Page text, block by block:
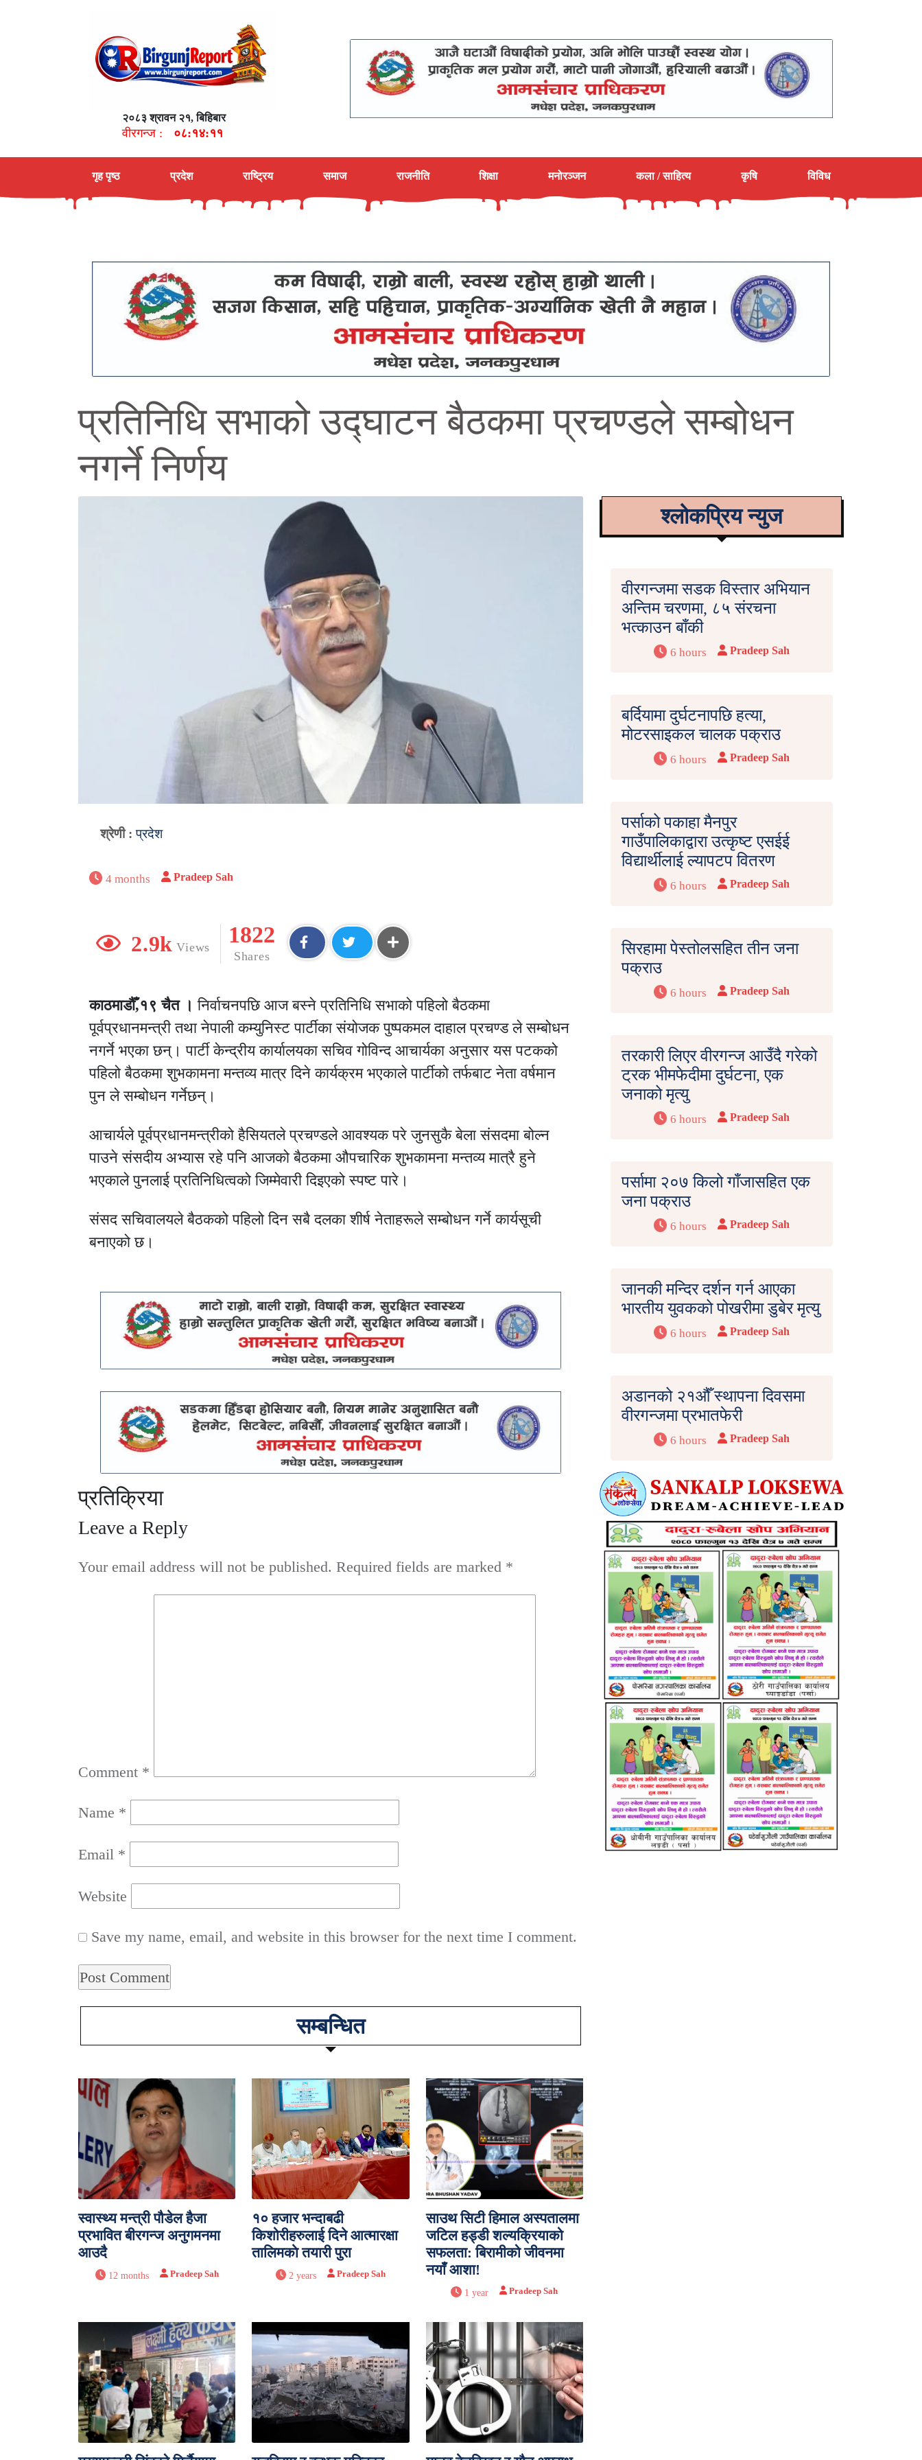
२०८३ श्रावन २१, बिहिबार
वीरगन्ज : ०८:१४:१२
गृह पृष्ठ प्रदेश राष्ट्रिय समाज राजनीति शिक्षा मनोरञ्जन कला / साहित्य कृषि विविध
प्रतिनिधि सभाको उद्घाटन बैठकमा प्रचण्डले सम्बोधन
नगर्ने निर्णय
श्रेणी :प्रदेश
4 months Pradeep Sah
2.9k Views
1822
Shares
काठमाडौँ,१९ चैत । निर्वाचनपछि आज बस्ने प्रतिनिधि सभाको पहिलो बैठकमा
पूर्वप्रधानमन्त्री तथा नेपाली कम्युनिस्ट पार्टीका संयोजक पुष्पकमल दाहाल प्रचण्ड ले सम्बोधन
नगर्ने भएका छन्। पार्टी केन्द्रीय कार्यालयका सचिव गोविन्द आचार्यका अनुसार यस पटकको
पहिलो बैठकमा शुभकामना मन्तव्य मात्र दिने कार्यक्रम भएकाले पार्टीको तर्फबाट नेता वर्षमान
पुन ले सम्बोधन गर्नेछन्।
आचार्यले पूर्वप्रधानमन्त्रीको हैसियतले प्रचण्डले आवश्यक परे जुनसुकै बेला संसदमा बोल्न
पाउने संसदीय अभ्यास रहे पनि आजको बैठकमा औपचारिक शुभकामना मन्तव्य मात्रै हुने
भएकाले पुनलाई प्रतिनिधित्वको जिम्मेवारी दिइएको स्पष्ट पारे।
संसद सचिवालयले बैठकको पहिलो दिन सबै दलका शीर्ष नेताहरूले सम्बोधन गर्ने कार्यसूची
बनाएको छ।
प्रतिक्रिया
Leave a Reply
Your email address will not be published. Required fields are marked *
Comment *
Name *
Email *
Website
Save my name, email, and website in this browser for the next time I comment.
सम्बन्धित
स्वास्थ्य मन्त्री पौडेल हैजा
प्रभावित बीरगन्ज अनुगमनमा
आउदै
12 months Pradeep Sah
१० हजार भन्दाबढी
किशोरीहरुलाई दिने आत्मारक्षा
तालिमकाे तयारी पुरा
2 years Pradeep Sah
साउथ सिटी हिमाल अस्पतालमा
जटिल हड्डी शल्यक्रियाको
सफलता: बिरामीको जीवनमा
नयाँ आशा!
1 year Pradeep Sah
श्लोकप्रिय न्युज
वीरगन्जमा सडक विस्तार अभियान
अन्तिम चरणमा, ८५ संरचना
भत्काउन बाँकी
6 hours Pradeep Sah
बर्दियामा दुर्घटनापछि हत्या,
मोटरसाइकल चालक पक्राउ
6 hours Pradeep Sah
पर्साको पकाहा मैनपुर
गाउँपालिकाद्वारा उत्कृष्ट एसईई
विद्यार्थीलाई ल्यापटप वितरण
6 hours Pradeep Sah
सिरहामा पेस्तोलसहित तीन जना
पक्राउ
6 hours Pradeep Sah
तरकारी लिएर वीरगन्ज आउँदै गरेको
ट्रक भीमफेदीमा दुर्घटना, एक
जनाको मृत्यु
6 hours Pradeep Sah
पर्सामा २०७ किलो गाँजासहित एक
जना पक्राउ
6 hours Pradeep Sah
जानकी मन्दिर दर्शन गर्न आएका
भारतीय युवकको पोखरीमा डुबेर मृत्यु
6 hours Pradeep Sah
अडानको २१औँ स्थापना दिवसमा
वीरगन्जमा प्रभातफेरी
6 hours Pradeep Sah